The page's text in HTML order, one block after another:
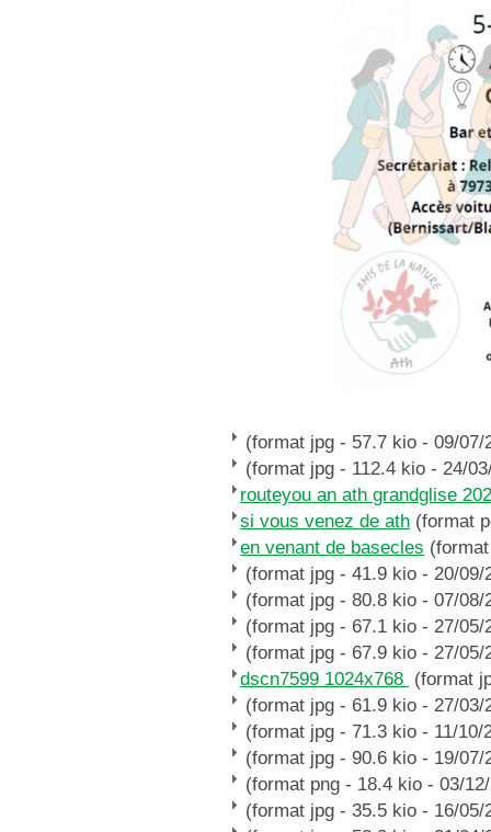
(format jpg - 57.7 kio - 09/07/
(format jpg - 112.4 kio - 24/
routeyou an ath grandglise
si vous venez de ath (format
en venant de basecles
(format jpg - 41.9 kio - 20/09/
(format jpg - 80.8 kio - 07/08/
(format jpg - 67.1 kio - 27/05/
(format jpg - 67.9 kio - 27/05/
dscn7599 1024x768 (format
(format jpg - 61.9 kio - 27/03/
(format jpg - 71.3 kio - 11/10/
(format jpg - 90.6 kio - 19/07/
(format png - 18.4 kio - 03/
(format jpg - 35.5 kio - 16/05/